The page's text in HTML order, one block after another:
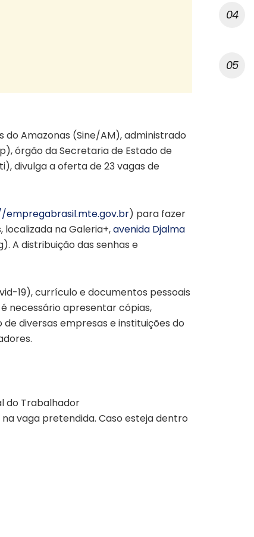
do Amazonas (Sine/AM), administrado
órgão da Secretaria de Estado de
divulga a oferta de 23 vagas de
br) para fazer
na Galeria+,avenida Djalma
A distribuição das senhas e
19), currículo e documentos pessoais
é necessário apresentar cópias,
diversas empresas e instituições do
do Trabalhador
vaga pretendida. Caso esteja dentro